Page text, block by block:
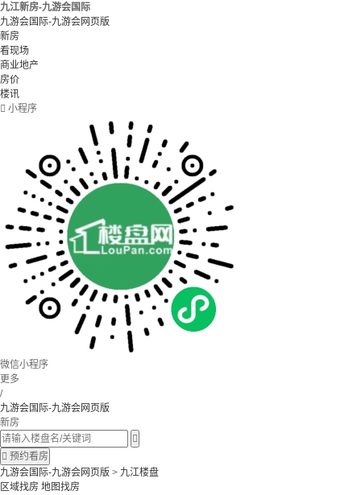
九江新房-九游会国际
九游会国际-九游会网页版
新房
看现场
商业地产
房价
楼讯
 小程序
微信小程序
更多
/
九游会国际-九游会网页版
新房

 预约看房
九游会国际-九游会网页版 > 九江楼盘
区域找房 地图找房